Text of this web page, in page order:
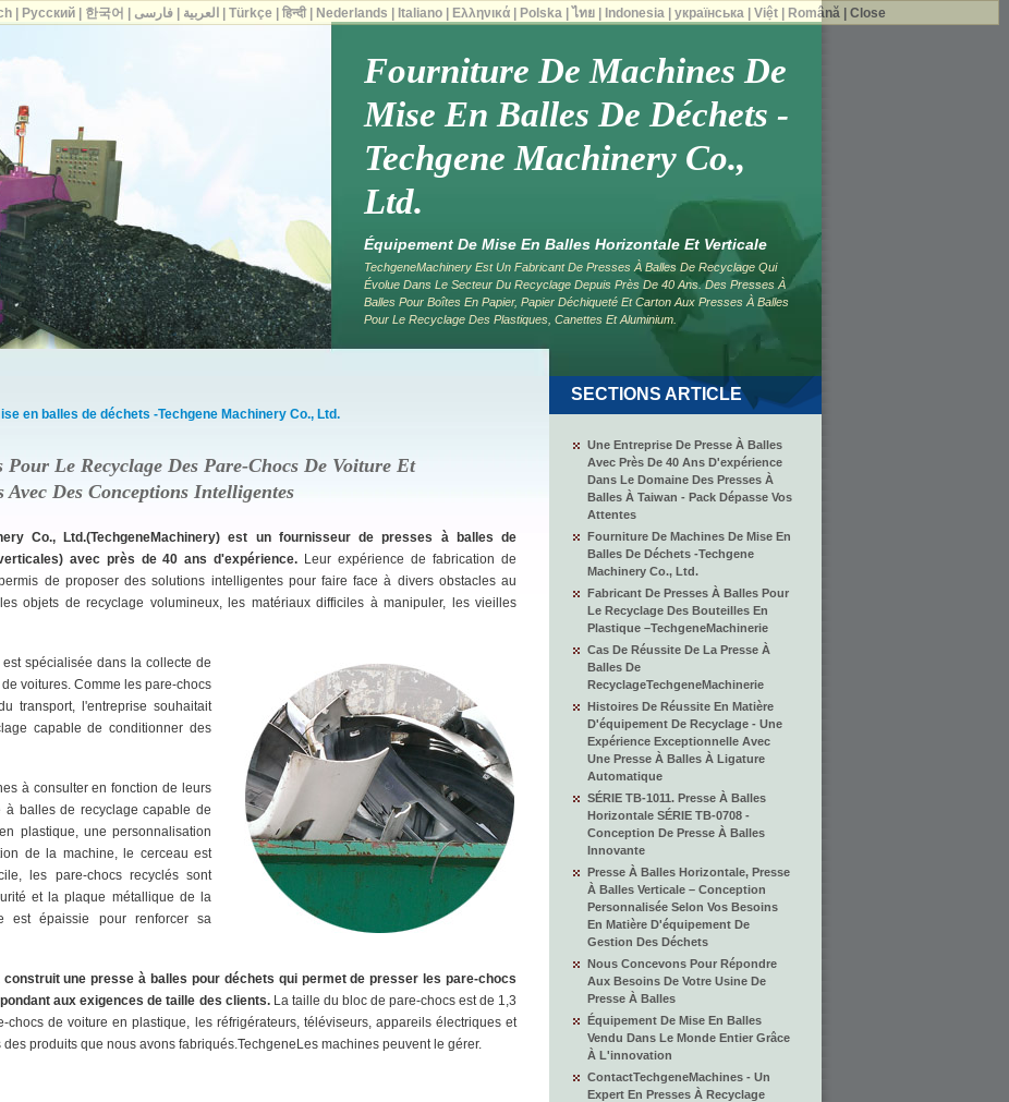
Fourniture De Machines De
Mise En Balles De Déchets -
Techgene Machinery Co.,
Ltd.
Équipement De Mise En Balles Horizontale Et Verticale
TechgeneMachinery Est Un Fabricant De Presses À Balles De Recyclage Qui
Évolue Dans Le Secteur Du Recyclage Depuis Près De 40 Ans. Des Presses À
Balles Pour Boîtes En Papier, Papier Déchiqueté Et Carton Aux Presses À Balles
Pour Le Recyclage Des Plastiques, Canettes Et Aluminium.
en balles de déchets -Techgene Machinery Co., Ltd.
Pour Le Recyclage Des Pare-Chocs De Voiture Et
Des Conceptions Intelligentes
Co., Ltd.(TechgeneMachinery) est un fournisseur de presses à balles de
avec près de 40 ans d'expérience. Leur expérience de fabrication de
de proposer des solutions intelligentes pour faire face à divers obstacles au
objets de recyclage volumineux, les matériaux difficiles à manipuler, les vieilles
spécialisée dans la collecte de
voitures. Comme les pare-chocs
transport, l'entreprise souhaitait
capable de conditionner des
à consulter en fonction de leurs
à balles de recyclage capable de
plastique, une personnalisation
de la machine, le cerceau est
les pare-chocs recyclés sont
et la plaque métallique de la
est épaissie pour renforcer sa
construit une presse à balles pour déchets qui permet de presser les pare-chocs
aux exigences de taille des clients.La taille du bloc de pare-chocs est de 1,3
de voiture en plastique, les réfrigérateurs, téléviseurs, appareils électriques et
produits que nous avons fabriqués.TechgeneLes machines peuvent le gérer.
SECTIONS ARTICLE
Une Entreprise De Presse À Balles
Avec Près De 40 Ans D'expérience
Dans Le Domaine Des Presses À
Balles À Taiwan - Pack Dépasse Vos
Attentes
Fourniture De Machines De Mise En
Balles De Déchets -Techgene
Machinery Co., Ltd.
Fabricant De Presses À Balles Pour
Le Recyclage Des Bouteilles En
Plastique –TechgeneMachinerie
Cas De Réussite De La Presse À
Balles De
RecyclageTechgeneMachinerie
Histoires De Réussite En Matière
D'équipement De Recyclage - Une
Expérience Exceptionnelle Avec
Une Presse À Balles À Ligature
Automatique
SÉRIE TB-1011. Presse À Balles
Horizontale SÉRIE TB-0708 -
Conception De Presse À Balles
Innovante
Presse À Balles Horizontale, Presse
À Balles Verticale – Conception
Personnalisée Selon Vos Besoins
En Matière D'équipement De
Gestion Des Déchets
Nous Concevons Pour Répondre
Aux Besoins De Votre Usine De
Presse À Balles
Équipement De Mise En Balles
Vendu Dans Le Monde Entier Grâce
À L'innovation
ContactTechgeneMachines - Un
Expert En Presses À Recyclage
Русский 한국어 العربية فارسی |Türkçe |हिन्दी| Nederlands Italiano Ελληνικά Polska |ไทย Indonesia |українська |Việt Română |Close